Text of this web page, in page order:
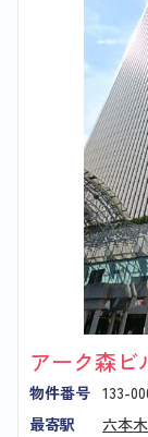
アーク森ビ
物件番号 133-
最寄駅
六本